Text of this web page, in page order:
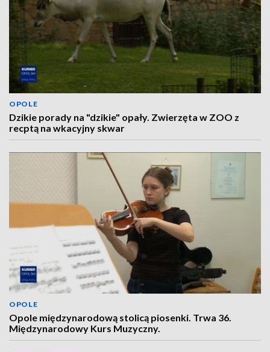
OPOLE
Dzikie porady na "dzikie" opały. Zwierzęta w ZOO z
recptą na wkacyjny skwar
OPOLE
Opole międzynarodową stolicą piosenki. Trwa 36.
Międzynarodowy Kurs Muzyczny.